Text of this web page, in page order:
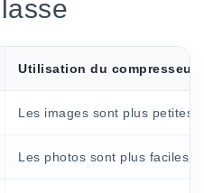
Utilisation du compresseur
Les images sont plus petites
Les photos sont plus faciles